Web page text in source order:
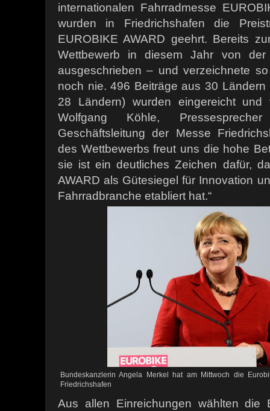
internationalen Fahrradmesse
wurden in Friedrichshafen die
EUROBIKE AWARD geehrt. Bereits
Wettbewerb in diesem Jahr von der
ausgeschrieben – und verzeichnete
noch nie. 496 Beiträge aus 30
28 Ländern) wurden eingereicht
Wolfgang Köhle,
Geschäftsleitung der Messe
des Wettbewerbs freut uns die hohe
sie ist ein deutliches Zeichen dafür,
AWARD als Gütesiegel für Innovation
Fahrradbranche etabliert hat.“
Bundeskanzlerin Angela Merkel hat am Mittwoch die
Friedrichshafen
Aus allen Einreichungen wählten die